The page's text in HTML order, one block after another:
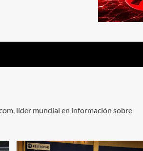
líder mundial en información sobre